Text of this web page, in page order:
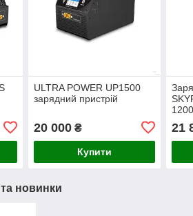
ULTRA POWER UP1500
зарядний пристрій
20 000₴
Купити
21
та новинки